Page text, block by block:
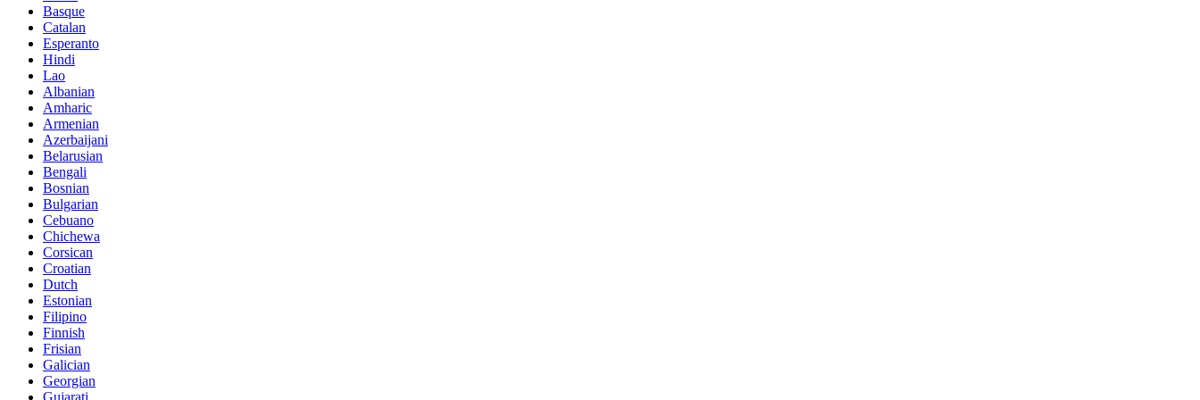
Basque
Catalan
Esperanto
Hindi
Lao
Albanian
Amharic
Armenian
Azerbaijani
Belarusian
Bengali
Bosnian
Bulgarian
Cebuano
Chichewa
Corsican
Croatian
Dutch
Estonian
Filipino
Finnish
Frisian
Galician
Georgian
Gujarati